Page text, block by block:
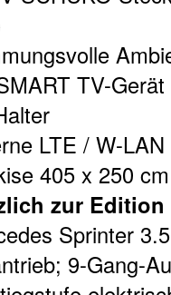
TV-
LTE / W-
405 x 250
zur
Sprinter
9-Gang-